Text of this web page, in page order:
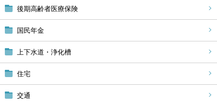
後期高齢者医療保険
国民年金
上下水道・浄化槽
住宅
交通